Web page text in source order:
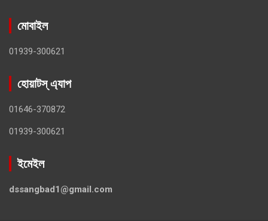
মোবাইল
01939-300621
হোয়াটস্ এ্যাপ
01646-370872
01939-300621
ইমেইল
dssangbad1@gmail.com